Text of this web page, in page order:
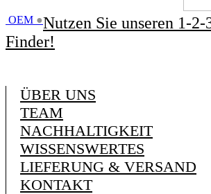
OEM ●Nutzen Sie unseren 1-
Finder!
ÜBER UNS
TEAM
NACHHALTIGKEIT
WISSENSWERTES
LIEFERUNG & VERSAND
KONTAKT